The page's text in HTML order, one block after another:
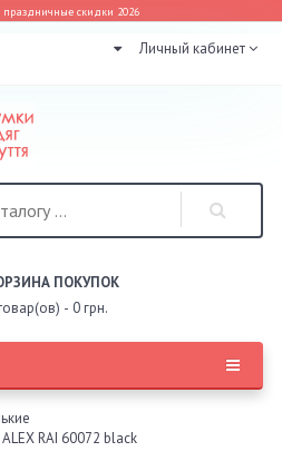
скидки 2026
Личный кабинет
ПОКУПОК
- 0 грн.
RAI 60072 black